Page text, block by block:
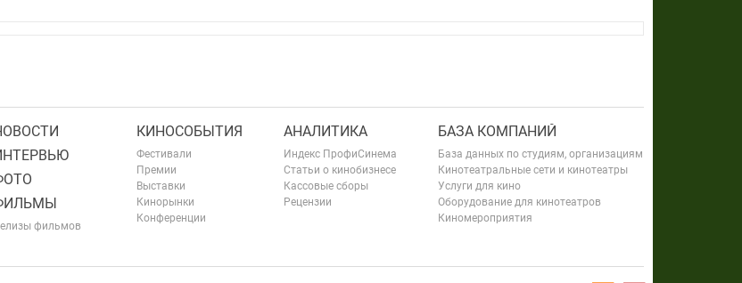
фильмов
КИНОСОБЫТИЯ
Фестивали
Премии
Выставки
Кинорынки
Конференции
АНАЛИТИКА
Индекс ПрофиСинема
Статьи о кинобизнесе
Кассовые сборы
Рецензии
БАЗА КОМПАНИЙ
База данных по студиям, организациям
Кинотеатральные сети и кинотеатры
Услуги для кино
Оборудование для кинотеатров
Киномероприятия